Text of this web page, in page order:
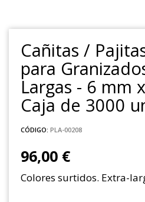
Cañitas /
para
Largas - 6 mm
Caja de 3000
CÓDIGO: PLA-00208
96,00 €
Colores surtidos. Extra-